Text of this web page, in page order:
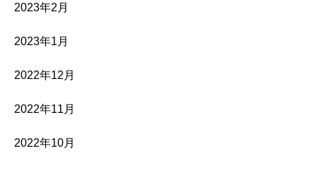
2023年2月
2023年1月
2022年12月
2022年11月
2022年10月